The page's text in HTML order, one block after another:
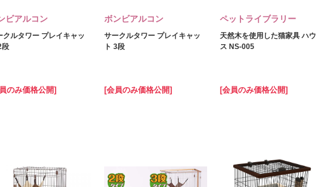
ビアルコン
クルタワー プレイキャッ
段
のみ価格公開]
ボンビアルコン
サークルタワー プレイキャッ
ト 3段
[会員のみ価格公開]
ペットライブラリー
天然木を使用した猫家具 ハウ
ス NS-005
[会員のみ価格公開]